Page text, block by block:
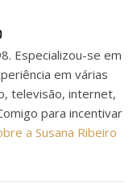
Especializou-se em
em várias
televisão, internet,
para incentivar
a Susana Ribeiro